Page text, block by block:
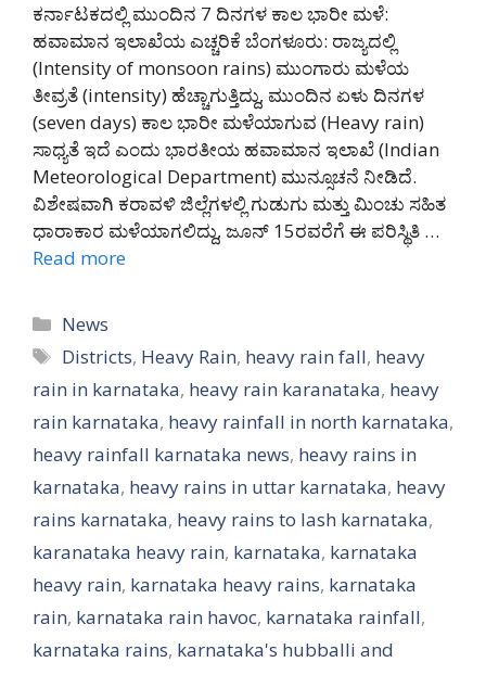
ಕರ್ನಾಟಕದಲ್ಲಿ ಮುಂದಿನ 7 ದಿನಗಳ ಕಾಲ ಭಾರೀ ಮಳೆ:
ಹವಾಮಾನ ಇಲಾಖೆಯ ಎಚ್ಚರಿಕೆ ಬೆಂಗಳೂರು: ರಾಜ್ಯದಲ್ಲಿ
(Intensity of monsoon rains) ಮುಂಗಾರು ಮಳೆಯ
ತೀವ್ರತೆ (intensity) ಹೆಚ್ಚಾಗುತ್ತಿದ್ದು, ಮುಂದಿನ ಏಳು ದಿನಗಳ
(seven days) ಕಾಲ ಭಾರೀ ಮಳೆಯಾಗುವ (Heavy rain)
ಸಾಧ್ಯತೆ ಇದೆ ಎಂದು ಭಾರತೀಯ ಹವಾಮಾನ ಇಲಾಖೆ (Indian
Meteorological Department) ಮುನ್ಸೂಚನೆ ನೀಡಿದೆ.
ವಿಶೇಷವಾಗಿ ಕರಾವಳಿ ಜಿಲ್ಲೆಗಳಲ್ಲಿ ಗುಡುಗು ಮತ್ತು ಮಿಂಚು ಸಹಿತ
ಧಾರಾಕಾರ ಮಳೆಯಾಗಲಿದ್ದು, ಜೂನ್ 15ರವರೆಗೆ ಈ ಪರಿಸ್ಥಿತಿ …
Read more
Categories
News
Tags
Districts, Heavy Rain, heavy rain fall, heavy
rain in karnataka, heavy rain karanataka, heavy
rain karnataka, heavy rainfall in north karnataka,
heavy rainfall karnataka news, heavy rains in
karnataka, heavy rains in uttar karnataka, heavy
rains karnataka, heavy rains to lash karnataka,
karanataka heavy rain, karnataka, karnataka
heavy rain, karnataka heavy rains, karnataka
rain, karnataka rain havoc, karnataka rainfall,
karnataka rains, karnataka's hubballi and